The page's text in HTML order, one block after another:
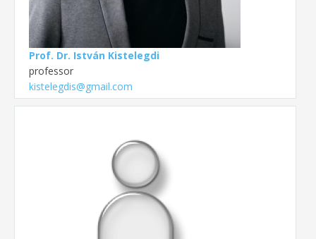
Prof. Dr. István Kistelegdi
professor
kistelegdis@gmail.com